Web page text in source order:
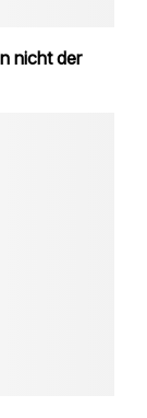
nicht der